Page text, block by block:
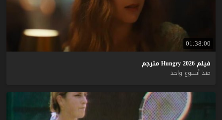
01:38:00
فيلم Hungry 2026
مترجم
منذ أسبوع واحد